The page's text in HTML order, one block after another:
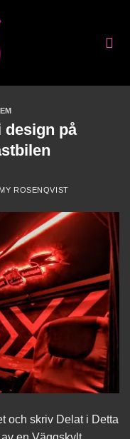
design på
ROSENQVIST
och skriv Delat i Detta